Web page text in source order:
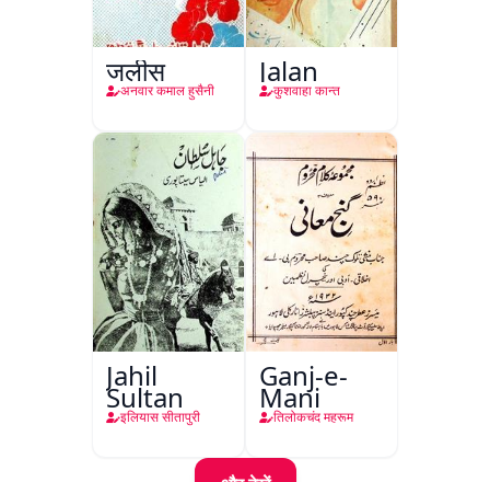
जलीस
अनवार कमाल हुसैनी
Jalan
कुशवाहा कान्त
Jahil
Sultan
इलियास सीतापुरी
Ganj-e-
Mani
तिलोकचंद महरूम